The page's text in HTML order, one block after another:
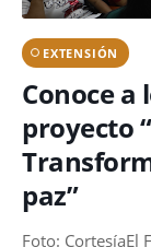
EXTENSIÓN
Conoce a
proyecto
paz”
Foto: CortesíaEl